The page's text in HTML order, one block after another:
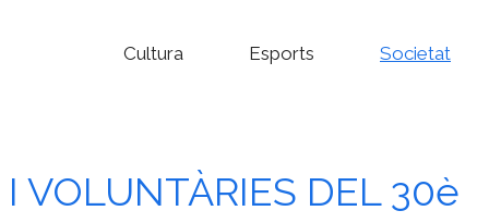
Cultura Esports Societat
VOLUNTÀRIES DEL 30è